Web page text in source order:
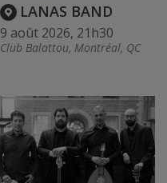
LANAS BAND
9 août 2026, 21h30
Club Balattou, Montréal, QC